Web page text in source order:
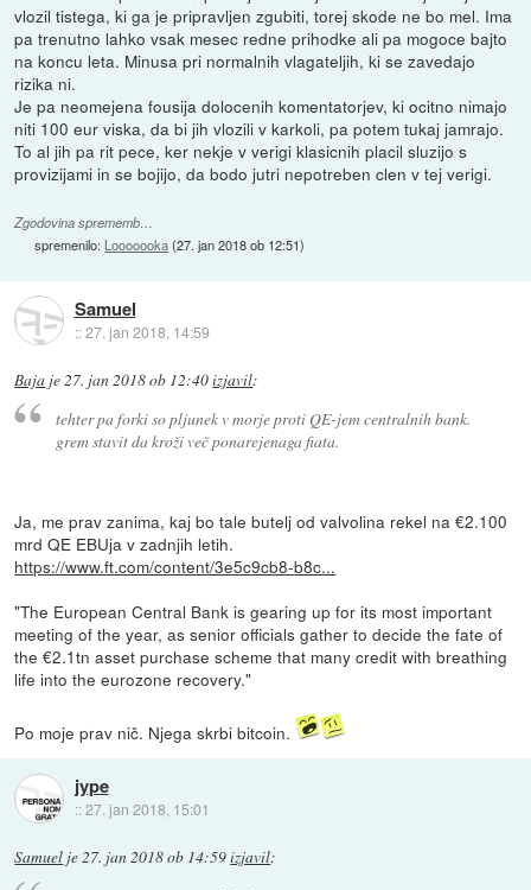
vlozil tistega, ki ga je pripravljen zgubiti, torej skode ne bo mel. Ima
pa trenutno lahko vsak mesec redne prihodke ali pa mogoce bajto
na koncu leta. Minusa pri normalnih vlagateljih, ki se zavedajo
rizika ni.
Je pa neomejena fousija dolocenih komentatorjev, ki ocitno nimajo
niti 100 eur viska, da bi jih vlozili v karkoli, pa potem tukaj jamrajo.
To al jih pa rit pece, ker nekje v verigi klasicnih placil sluzijo s
provizijami in se bojijo, da bodo jutri nepotreben clen v tej verigi.
Zgodovina sprememb…
spremenilo: Looooooka(27. jan 2018 ob 12:51)
Samuel
::27. jan 2018, 14:59
Baja je 27. jan 2018 ob 12:40izjavil:
tehter pa forki so pljunek v morje proti QE-jem centralnih bank.
grem stavit da kroži več ponarejenaga fiata.
Ja, me prav zanima, kaj bo tale butelj od valvolina rekel na €2.100
mrd QE EBUja v zadnjih letih.
https://www.ft.com/content/3e5c9cb8-b8c...
"The European Central Bank is gearing up for its most important
meeting of the year, as senior officials gather to decide the fate of
the €2.1tn asset purchase scheme that many credit with breathing
life into the eurozone recovery."
Po moje prav nič. Njega skrbi bitcoin.
jype
::27. jan 2018, 15:01
Samuel je27. jan 2018 ob 14:59izjavil: